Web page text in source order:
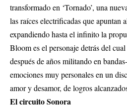
transformado en ‘Tornado’, una
las raíces electrificadas que apuntan
expandiendo hasta el infinito la
Bloom es el personaje detrás del
después de años militando en
emociones muy personales en un
amor y desamor, de logros
El circuito Sonora